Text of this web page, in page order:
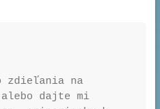
zdieľania na
dajte mi